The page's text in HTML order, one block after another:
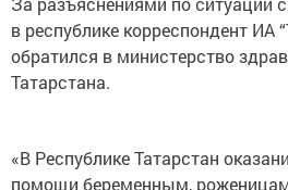
в республике корреспондент ИА
обратился в министерство
Татарстана.
«В Республике Татарстан
помощи беременным,